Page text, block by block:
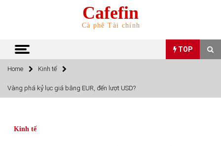
Cafefin
Cà phê Tài chính
TOP
TOP
Home Kinh tế
Vàng phá kỷ lục giá bằng EUR, đến lượt USD?
Kinh tế